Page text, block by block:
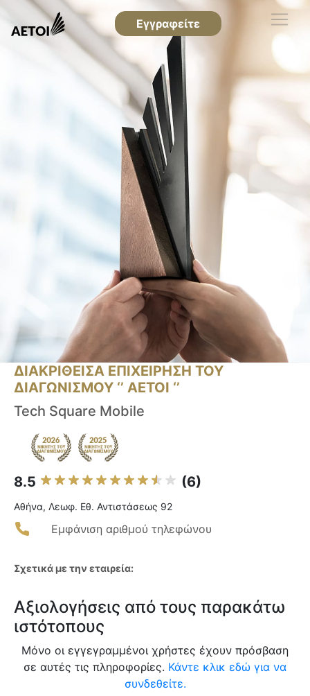
Εγγραφείτε
ΔΙΑΚΡΙΘΕΙΣΑ ΕΠΙΧΕΙΡΗΣΗ ΤΟΥ
ΔΙΑΓΩΝΙΣΜΟΥ ‘’ ΑΕΤΟΙ ‘’
Tech Square Mobile
8.5 (6)
Αθήνα, Λεωφ. Εθ. Αντιστάσεως 92
Εμφάνιση αριθμού τηλεφώνου
Σχετικά με την εταιρεία:
Αξιολογήσεις από τους παρακάτω
ιστότοπους
Μόνο οι εγγεγραμμένοι χρήστες έχουν πρόσβαση
σε αυτές τις πληροφορίες. Κάντε κλικ εδώ για να
συνδεθείτε.